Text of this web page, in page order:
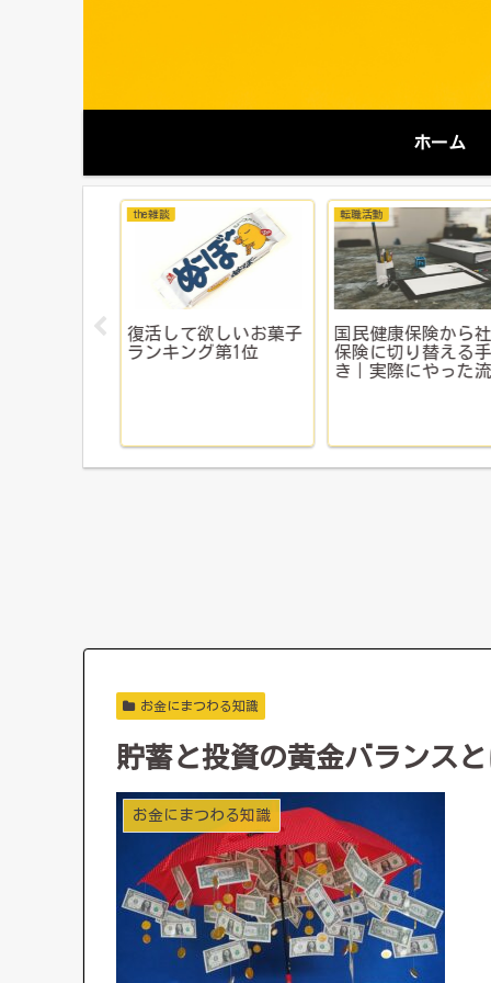
ホーム
転職活動
国民健康保険から社会
保険に切り替える手続
おすすめグッズ＆サービス
簡単！古いスマホ
く売る！にこスマ
の申込手順を徹底
お金にまつわる知識
貯蓄と投資の黄金バランス
お金にまつわる知識